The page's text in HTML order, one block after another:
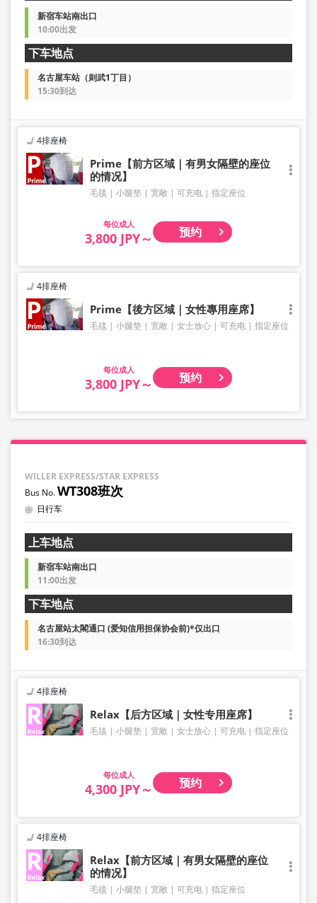
新宿车站南出口
10:00出发
下车地点
名古屋车站（则武1丁目）
15:30到达
4排座椅
Prime【前方区域｜有男女隔壁的座位
的情况】
毛毯 小腿垫 宽敞 可充电 指定座位
成人
3,800 JPY～ 预约
4排座椅
Prime【後方区域｜女性專用座席】
毛毯 小腿垫 宽敞 女士放心 可充电 指定座位
成人
3,800 JPY～ 预约
WILLER EXPRESS/STAR EXPRESS
WT308班次
日行车
上车地点
新宿车站南出口
11:00出发
下车地点
名古屋站太閣通口 (爱知信用担保协会前)*仅出口
16:30到达
4排座椅
Relax【后方区域｜女性专用座席】
毛毯 小腿垫 宽敞 女士放心 可充电 指定座位
成人
4,300 JPY～ 预约
4排座椅
Relax【前方区域｜有男女隔壁的座位
的情况】
毛毯 小腿垫 宽敞 可充电 指定座位